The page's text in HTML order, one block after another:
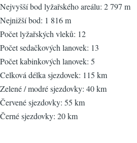
Nejvyšší bod lyžařského areálu: 2 797 m
Nejnižší bod: 1 816 m
Počet lyžařských vleků: 12
Počet sedačkových lanovek: 13
Počet kabinkových lanovek: 5
Celková délka sjezdovek: 115 km
Zelené / modré sjezdovky: 40 km
Červené sjezdovky: 55 km
Černé sjezdovky: 20 km